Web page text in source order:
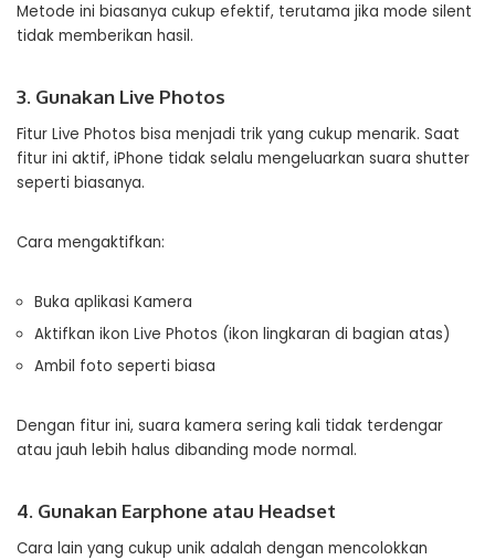
Metode ini biasanya cukup efektif, terutama jika mode silent
tidak memberikan hasil.
3. Gunakan Live Photos
Fitur Live Photos bisa menjadi trik yang cukup menarik. Saat
fitur ini aktif, iPhone tidak selalu mengeluarkan suara shutter
seperti biasanya.
Cara mengaktifkan:
Buka aplikasi Kamera
Aktifkan ikon Live Photos (ikon lingkaran di bagian atas)
Ambil foto seperti biasa
Dengan fitur ini, suara kamera sering kali tidak terdengar
atau jauh lebih halus dibanding mode normal.
4. Gunakan Earphone atau Headset
Cara lain yang cukup unik adalah dengan mencolokkan